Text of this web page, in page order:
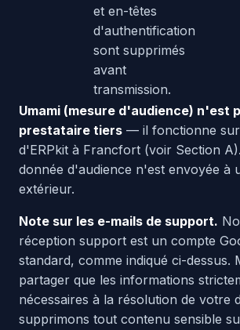
et en-têtes
d'authentification
sont supprimés
avant
transmission.
Umami (mesure d'audience) n'est
prestataire tiers — il fonctionne
d'ERPkit à Francfort (voir Section
donnée d'audience n'est envoyée à
extérieur.
Note sur les e-mails de support.
réception support est un compte
standard, comme indiqué ci-dessus.
partager que les informations
nécessaires à la résolution de votre
supprimons tout contenu sensible